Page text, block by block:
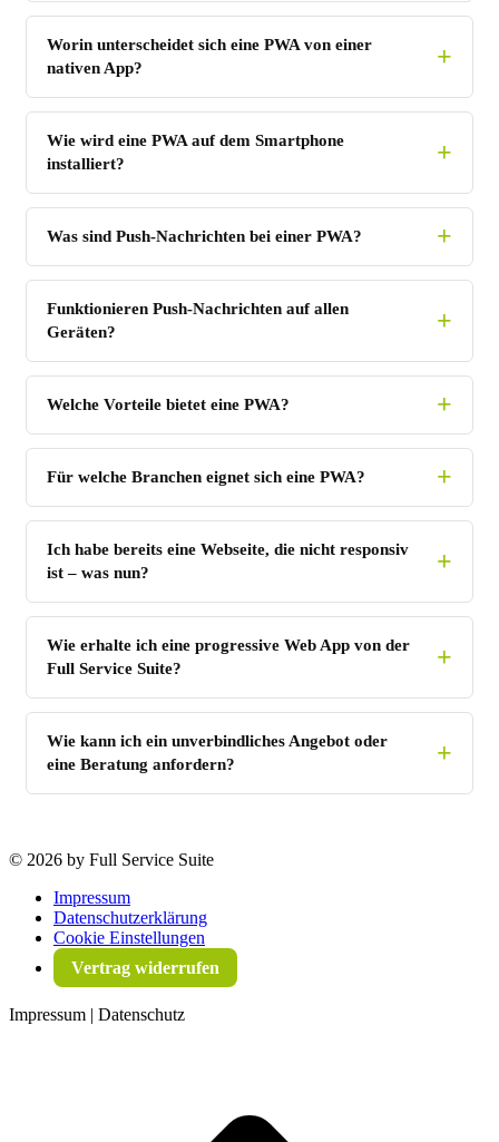
Worin unterscheidet sich eine PWA von einer
nativen App?
Wie wird eine PWA auf dem Smartphone
installiert?
Was sind Push-Nachrichten bei einer PWA?
Funktionieren Push-Nachrichten auf allen
Geräten?
Welche Vorteile bietet eine PWA?
Für welche Branchen eignet sich eine PWA?
Ich habe bereits eine Webseite, die nicht responsiv
ist – was nun?
Wie erhalte ich eine progressive Web App von der
Full Service Suite?
Wie kann ich ein unverbindliches Angebot oder
eine Beratung anfordern?
© 2026 by Full Service Suite
Impressum
Datenschutzerklärung
Cookie Einstellungen
Vertrag widerrufen
Impressum | Datenschutz